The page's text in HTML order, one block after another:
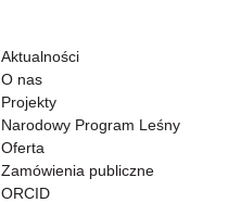
Aktualności
O nas
Projekty
Narodowy Program Leśny
Oferta
Zamówienia publiczne
ORCID